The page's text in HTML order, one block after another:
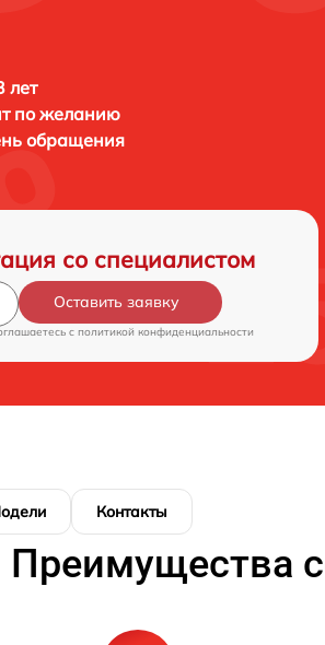
лет
по желанию
обращения
со специалистом
Оставить заявку
c политикой конфиденциальности
Контакты
Преимущества